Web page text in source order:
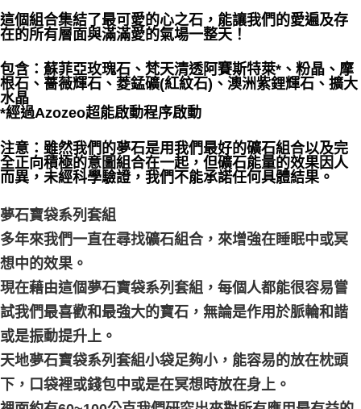
郵局幫你送（離島）
每筆NT$80，滿NT$3,000(含以上)免運費
付款後門市自取
免運費
這個組合集結了最可愛的心之石，能讓我們的愛遍及存
在的所有層面與滿滿愛的氣場一整天！
包含：蘇菲亞玫瑰石、梵天清透阿賽斯特萊*、粉晶、摩
根石、薔薇輝石、菱錳礦(紅紋石)、澳洲紫鋰輝石、擴大
水晶
*經過Azozeo超能啟動程序啟動
注意：雖然我們的夢石是用我們最好的礦石組合以及完
全正向積極的意圖組合在一起，但礦石能量的效果因人
而異，未經科學驗證，我們不能承諾任何具體結果。
夢石寶袋系列套組
多年來我們一直在尋找礦石組合，來增強在睡眠中或冥
想中的效果。
現在藉由這個夢石寶袋系列套組，每個人都能很容易嘗
試我們最喜歡和最強大的寶石，無論是作用於脈輪和諧
或是振動提升上。
天地夢石寶袋系列套組小袋足夠小，能容易的放在枕頭
下，口袋裡或錢包中或是在冥想時放在身上。